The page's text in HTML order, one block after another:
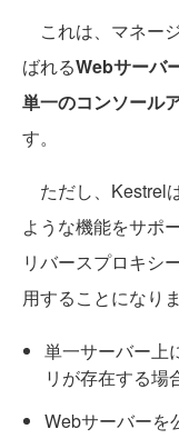
これは、マネー
ばれるWebサーバ
単一のコンソール
す。
ただし、Kestrel
ような機能をサポ
リバースプロキシ
用することになりま
単一サーバー上
リが存在する場
Webサーバーを